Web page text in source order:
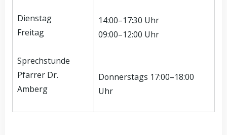
Dienstag
Freitag
Sprechstunde
Pfarrer Dr.
Amberg
14:00–17:30 Uhr
09:00–12:00 Uhr
Donnerstags 17:00–18:00
Uhr